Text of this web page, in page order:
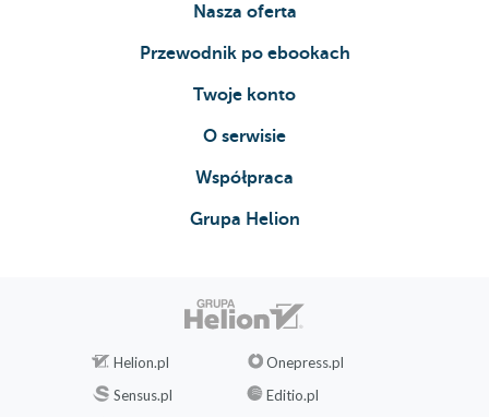
Nasza oferta
Przewodnik po ebookach
Twoje konto
O serwisie
Współpraca
Grupa Helion
Helion.pl
Onepress.pl
Sensus.pl
Editio.pl